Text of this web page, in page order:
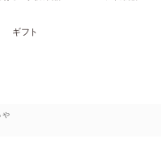
ギフト